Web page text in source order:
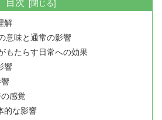
目次
解
意味と通常の影響
もたらす日常への効果
響
感覚
的な影響